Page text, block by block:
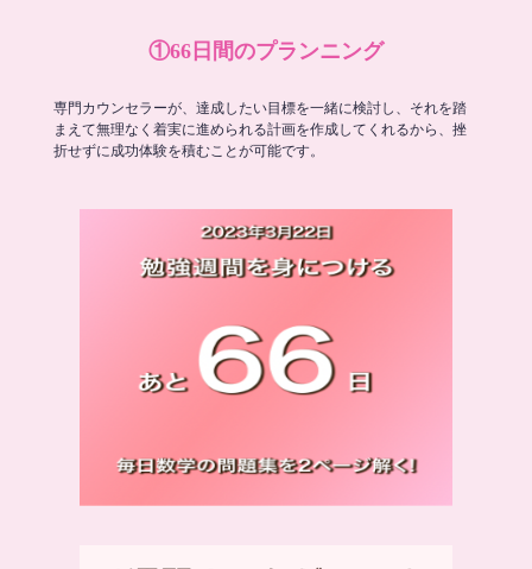
①66日間のプランニング
専門カウンセラーが、達成したい目標を一緒に検討し、それを踏
まえて無理なく着実に進められる計画を作成してくれるから、挫
折せずに成功体験を積むことが可能です。